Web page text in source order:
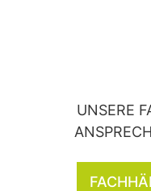
UNSERE